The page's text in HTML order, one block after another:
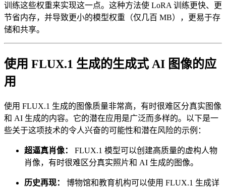
训练这些权重来实现这一点。这种方法使 LoRA 训练更快、更
节省内存，并导致更小的模型权重（仅几百 MB），更易于存
储和共享。
使用 FLUX.1 生成的生成式 AI 图像的应
用
使用 FLUX.1 生成的图像质量非常高，有时很难区分真实图像
和 AI 生成的内容。它的潜在应用是广泛而多样的。以下是一
些关于这项技术的令人兴奋的可能性和潜在风险的示例：
超逼真肖像：
FLUX.1 模型可以创建高质量的虚构人物
肖像，有时很难区分真实照片和 AI 生成的图像。
历史再现：
博物馆和教育机构可以使用 FLUX.1 生成详